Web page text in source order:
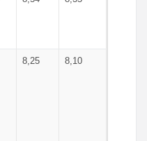
8,25 8,10